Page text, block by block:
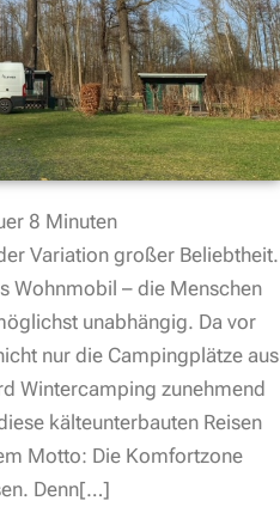
8 Minuten
Variation großer Beliebtheit.
Wohnmobil – die Menschen
unabhängig. Da vor
nur die Campingplätze aus
Wintercamping zunehmend
kälteunterbauten Reisen
Motto: Die Komfortzone
Denn[…]